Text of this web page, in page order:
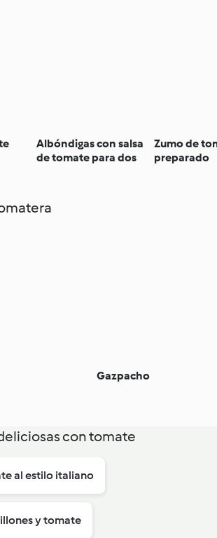
Albóndigas con salsa
de tomate para dos
Zumo de
preparado
Gazpacho
con tomate
al estilo italiano
y tomate